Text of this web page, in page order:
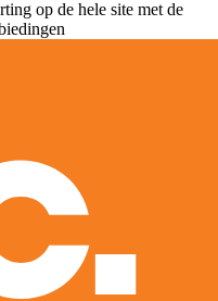
op de hele site met de